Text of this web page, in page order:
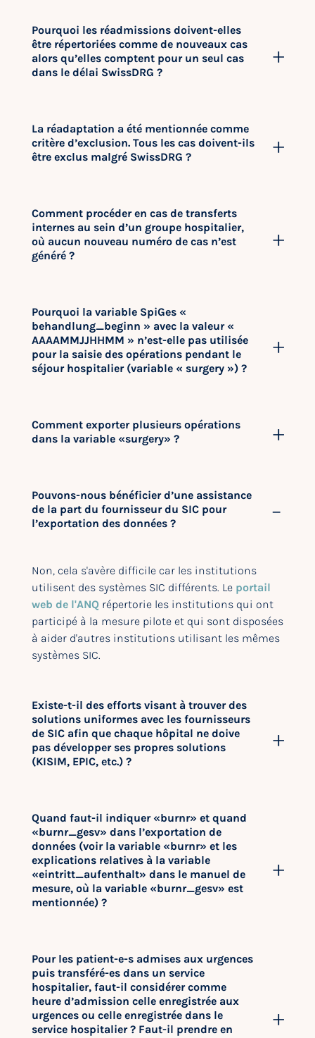
Pourquoi les réadmissions doivent-elles
être répertoriées comme de nouveaux cas
alors qu’elles comptent pour un seul cas
dans le délai SwissDRG ?
La réadaptation a été mentionnée comme
critère d’exclusion. Tous les cas doivent-ils
être exclus malgré SwissDRG ?
Comment procéder en cas de transferts
internes au sein d’un groupe hospitalier,
où aucun nouveau numéro de cas n’est
généré ?
Pourquoi la variable SpiGes «
behandlung_beginn » avec la valeur «
AAAAMMJJHHMM » n’est-elle pas utilisée
pour la saisie des opérations pendant le
séjour hospitalier (variable « surgery ») ?
Comment exporter plusieurs opérations
dans la variable «surgery» ?
Pouvons-nous bénéficier d’une assistance
de la part du fournisseur du SIC pour
l’exportation des données ?
Non, cela s'avère difficile car les institutions
utilisent des systèmes SIC différents. Le portail
web de l'ANQ répertorie les institutions qui ont
participé à la mesure pilote et qui sont disposées
à aider d'autres institutions utilisant les mêmes
systèmes SIC.
Existe-t-il des efforts visant à trouver des
solutions uniformes avec les fournisseurs
de SIC afin que chaque hôpital ne doive
pas développer ses propres solutions
(KISIM, EPIC, etc.) ?
Quand faut-il indiquer «burnr» et quand
«burnr_gesv» dans l’exportation de
données (voir la variable «burnr» et les
explications relatives à la variable
«eintritt_aufenthalt» dans le manuel de
mesure, où la variable «burnr_gesv» est
mentionnée) ?
Pour les patient-e-s admises aux urgences
puis transféré-es dans un service
hospitalier, faut-il considérer comme
heure d’admission celle enregistrée aux
urgences ou celle enregistrée dans le
service hospitalier ? Faut-il prendre en